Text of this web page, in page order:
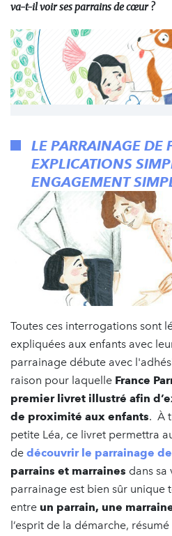
va-t-il voir ses parrains de cœur ?
LE PARRAINAGE DE
EXPLICATIONS
ENGAGEMENT
Toutes ces interrogations sont
expliquées aux enfants avec
parrainage débute avec
raison pour laquelle France
premier livret illustré afin
de proximité aux enfants. À
petite Léa, ce livret permettra
de découvrir le parrainage
parrains et marraines dans
parrainage est bien sûr unique
entre un parrain, une
l’esprit de la démarche,